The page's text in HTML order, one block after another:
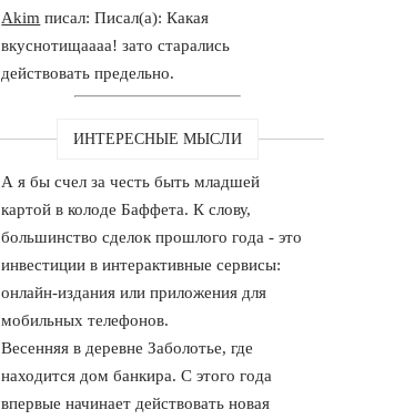
Akim писал: Писал(а): Какая
вкуснотищаааа! зато старались
действовать предельно.
ИНТЕРЕСНЫЕ МЫСЛИ
А я бы счел за честь быть младшей
картой в колоде Баффета. К слову,
большинство сделок прошлого года - это
инвестиции в интерактивные сервисы:
онлайн-издания или приложения для
мобильных телефонов.
Весенняя в деревне Заболотье, где
находится дом банкира. С этого года
впервые начинает действовать новая